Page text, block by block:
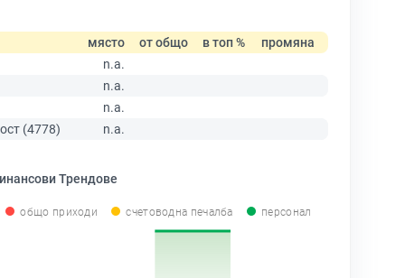
място от общо в топ %
промяна
n.a.
n.a.
n.a.
(4778)
n.a.
Трендове
общо приходи счетоводна печалба персонал